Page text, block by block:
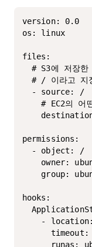
version: 0.0
os: linux
files:
# S3에 저장한
# / 이라고 지
  - source: /
# EC2의 어
permissions:
  - object: /
owner:
group:
hooks:
-
timeout:
runas: